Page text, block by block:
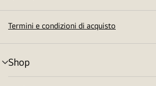
Termini e condizioni di acquisto
Shop
Attivazione
menu